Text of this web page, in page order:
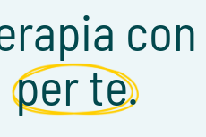
per te.